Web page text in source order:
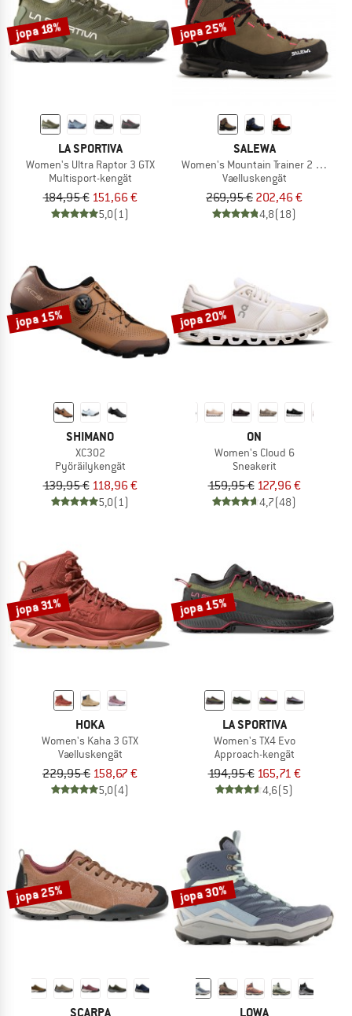
jopa 18%
LA SPORTIVA
Women's Ultra Raptor 3 GTX
Multisport-kengät
184,95 € 151,66 €
5,0(1)
jopa 25%
SALEWA
Women's Mountain Trainer 2 Mid GTX
Vaelluskengät
269,95 € 202,46 €
4,8(18)
jopa 15%
SHIMANO
XC302
Pyöräilykengät
139,95 € 118,96 €
5,0(1)
jopa 20%
ON
Women's Cloud 6
Sneakerit
159,95 € 127,96 €
4,7(48)
jopa 31%
HOKA
Women's Kaha 3 GTX
Vaelluskengät
229,95 € 158,67 €
5,0(4)
jopa 15%
LA SPORTIVA
Women's TX4 Evo
Approach-kengät
194,95 € 165,71 €
4,6(5)
jopa 25%
SCARPA
jopa 30%
LOWA